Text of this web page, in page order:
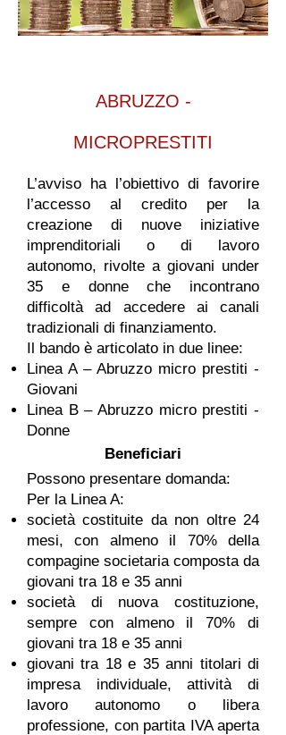
ABRUZZO -
MICROPRESTITI
L’avviso ha l’obiettivo di favorire
l’accesso al credito per la
creazione di nuove iniziative
imprenditoriali o di lavoro
autonomo, rivolte a giovani under
35 e donne che incontrano
difficoltà ad accedere ai canali
tradizionali di finanziamento.
Il bando è articolato in due linee:
Linea A – Abruzzo micro prestiti -
Giovani
Linea B – Abruzzo micro prestiti -
Donne
Beneficiari
Possono presentare domanda:
Per la Linea A:
società costituite da non oltre 24
mesi, con almeno il 70% della
compagine societaria composta da
giovani tra 18 e 35 anni
società di nuova costituzione,
sempre con almeno il 70% di
giovani tra 18 e 35 anni
giovani tra 18 e 35 anni titolari di
impresa individuale, attività di
lavoro autonomo o libera
professione, con partita IVA aperta